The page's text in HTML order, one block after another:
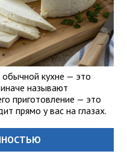
кухне — это
называют
приготовление — это
прямо у вас на глазах.